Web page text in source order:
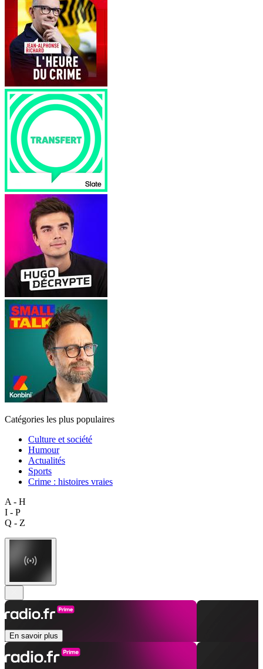
Catégories les plus populaires
Culture et société
Humour
Actualités
Sports
Crime : histoires vraies
A - H
I - P
Q - Z
En savoir plus